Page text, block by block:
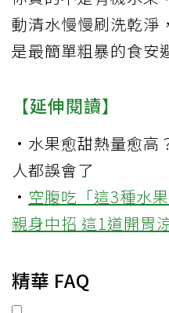
動清水慢慢刷洗乾淨
是最簡單粗暴的食安
【延伸閱讀】
· 水果愈甜熱量愈高
人都誤會了
· 空腹吃「這3種水
親身中招 這1道開胃
精華 FAQ